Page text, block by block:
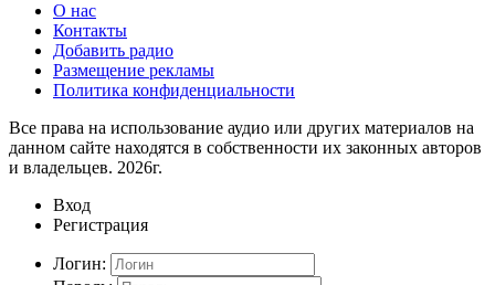
О нас
Контакты
Добавить радио
Размещение рекламы
Политика конфиденциальности
Все права на использование аудио или других материалов на
данном сайте находятся в собственности их законных авторов
и владельцев. 2026г.
Вход
Регистрация
Логин: